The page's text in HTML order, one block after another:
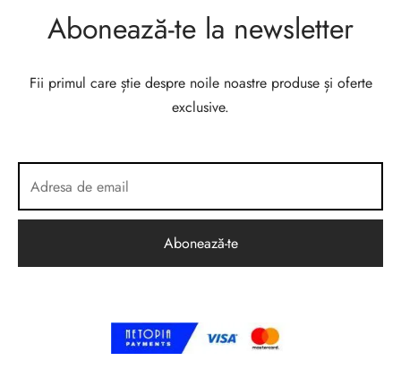
Abonează-te la newsletter
Fii primul care știe despre noile noastre produse și oferte
exclusive.